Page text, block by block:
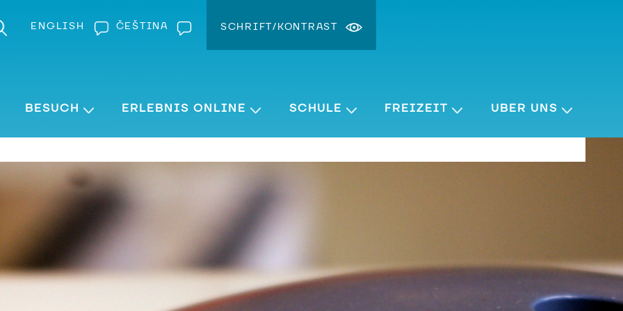
ENGLISH ČEŠTINA SCHRIFT/KONTRAST
Kontrast ändern
BESUCH ERLEBNIS ONLINE SCHULE FREIZEIT ÜBER UNS